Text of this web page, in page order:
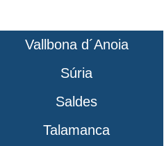
Vallbona d´Anoia
Súria
Saldes
Talamanca